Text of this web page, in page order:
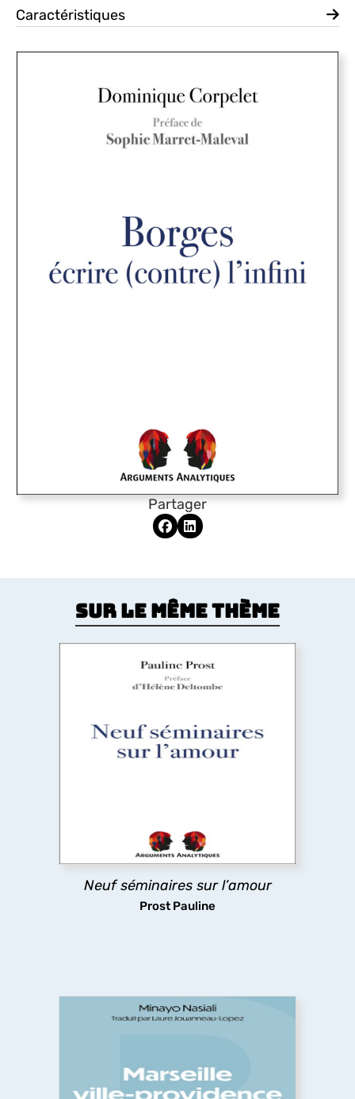
Partager
Caractéristiques
Sur le même thème
Neuf séminaires sur l’amour
Prost Pauline
Neuf séminaires sur l’amour
Qu’est-ce l’amour ? C’est la question que cet
mythologie, le théâtre, la littérature.
découvrir
Marseille ville-providence